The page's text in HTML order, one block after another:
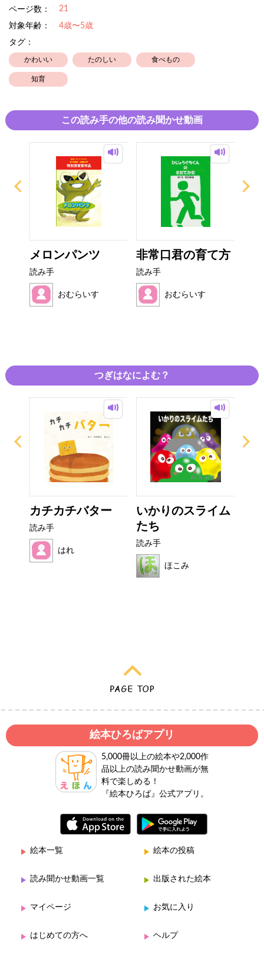
ページ数： 21
対象年齢：
4歳〜5歳
タグ：
かわいい たのしい 食べもの
知育
この読み手の他の読み聞かせ動画
メロンパンツ
読み手
おむらいす
非常口君の育て方
読み手
おむらいす
つぎはなによむ？
カチカチバター
読み手
はれ
いかりのスライム
たち
読み手
ほこみ
絵本ひろばアプリ
5,000冊以上の絵本や2,000作
品以上の読み聞かせ動画が無
料で楽しめる！
『絵本ひろば』公式アプリ。
絵本一覧 絵本の投稿
読み聞かせ動画一覧 出版された絵本
マイページ お気に入り
はじめての方へ ヘルプ